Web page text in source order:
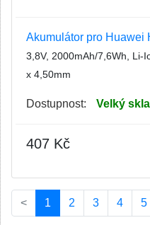
Akumulátor pro Huawei
3,8V, 2000mAh/7,6Wh, Li-
x 4,50mm
Dostupnost: Velký
407 Kč
< 1 (current)
2 3 4 5